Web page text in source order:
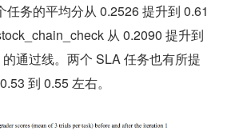
任务的平均分从 0.2526 提升到 0.61
从 0.2090 提升到
通过线。两个 SLA 任务也有所提
到 0.55 左右。